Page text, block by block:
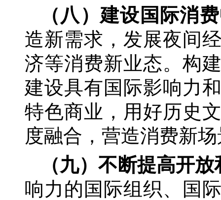
（八）建设国际消
造新需求，发展夜间
济等消费新业态。构
建设具有国际影响力
特色商业，用好历史
度融合，营造消费新
（九）不断提高开
响力的国际组织、国